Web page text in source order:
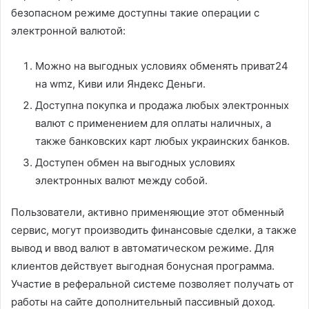
безопасном режиме доступны такие операции с
электронной валютой:
Можно на выгодных условиях обменять приват24
на wmz, Киви или Яндекс Деньги.
Доступна покупка и продажа любых электронных
валют с применением для оплаты наличных, а
также банковских карт любых украинских банков.
Доступен обмен на выгодных условиях
электронных валют между собой.
Пользователи, активно применяющие этот обменный
сервис, могут производить финансовые сделки, а также
вывод и ввод валют в автоматическом режиме. Для
клиентов действует выгодная бонусная программа.
Участие в реферальной системе позволяет получать от
работы на сайте дополнительный пассивный доход.